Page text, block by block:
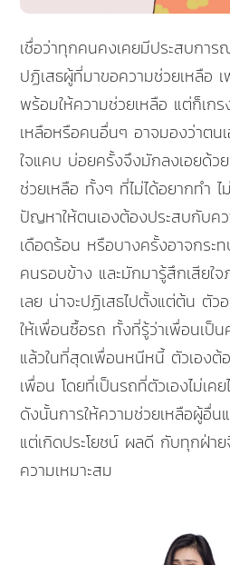
เชื่อว่าทุกคนคงเคยมีประสบการ
ปฏิเสธผู้ที่มาขอความช่วยเหลือ เ
พร้อมให้ความช่วยเหลือ แต่ก็เก
เหลือหรือคนอื่นๆ อาจมองว่าตน
ใจแคบ บ่อยครั้งจึงมักลงเอยด้ว
ช่วยเหลือ ทั้งๆ ที่ไม่ได้อยากทำ
ปัญหาให้ตนเองต้องประสบกับค
เดือดร้อน หรือบางครั้งอาจกระ
คนรอบข้าง และมักมารู้สึกเสียใ
เลย น่าจะปฏิเสธไปตั้งแต่ต้น ตัว
ให้เพื่อนซื้อรถ ทั้งที่รู้ว่าเพื่อนเป็
แล้วในที่สุดเพื่อนหนีหนี้ ตัวเอง
เพื่อน โดยที่เป็นรถที่ตัวเองไม่เคย
ดังนั้นการให้ความช่วยเหลือผู้อื่น
แต่เกิดประโยชน์ ผลดี กับทุกฝ่า
ความเหมาะสม